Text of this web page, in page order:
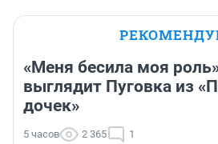
«Меня бесила моя
выглядит Пуговка из
дочек»
5 часов 2 365 1